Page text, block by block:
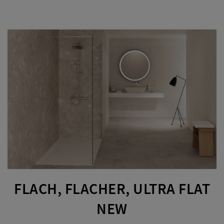
FLACH, FLACHER, ULTRA FLAT
NEW